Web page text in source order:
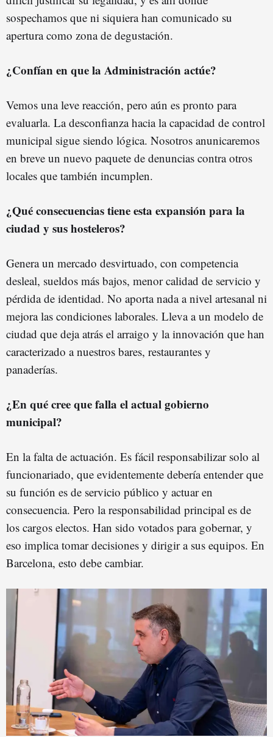
sospechamos que ni siquiera han comunicado su
apertura como zona de degustación.
¿Confían en que la Administración actúe?
Vemos una leve reacción, pero aún es pronto para
evaluarla. La desconfianza hacia la capacidad de control
municipal sigue siendo lógica. Nosotros anunicaremos
en breve un nuevo paquete de denuncias contra otros
locales que también incumplen.
¿Qué consecuencias tiene esta expansión para la
ciudad y sus hosteleros?
Genera un mercado desvirtuado, con competencia
desleal, sueldos más bajos, menor calidad de servicio y
pérdida de identidad. No aporta nada a nivel artesanal ni
mejora las condiciones laborales. Lleva a un modelo de
ciudad que deja atrás el arraigo y la innovación que han
caracterizado a nuestros bares, restaurantes y
panaderías.
¿En qué cree que falla el actual gobierno
municipal?
En la falta de actuación. Es fácil responsabilizar solo al
funcionariado, que evidentemente debería entender que
su función es de servicio público y actuar en
consecuencia. Pero la responsabilidad principal es de
los cargos electos. Han sido votados para gobernar, y
eso implica tomar decisiones y dirigir a sus equipos. En
Barcelona, esto debe cambiar.